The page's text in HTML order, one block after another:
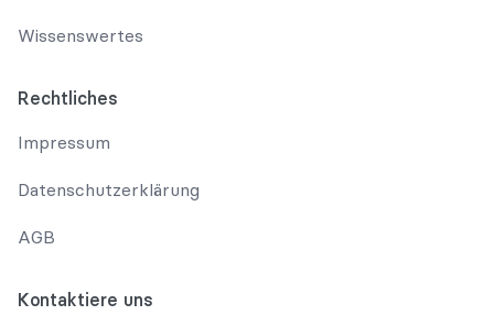
Wissenswertes
Rechtliches
Impressum
Datenschutzerklärung
AGB
Kontaktiere uns